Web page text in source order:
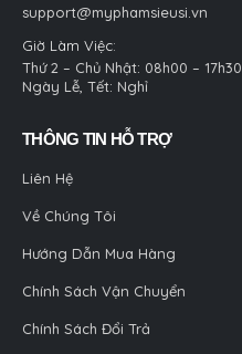
support@myphamsieusi.vn
Giờ Làm Việc:
Thứ 2 – Chủ Nhật: 08h00 – 17h30
Ngày Lễ, Tết: Nghỉ
THÔNG TIN HỖ TRỢ
Liên Hệ
Về Chúng Tôi
Hướng Dẫn Mua Hàng
Chính Sách Vận Chuyển
Chính Sách Đổi Trả